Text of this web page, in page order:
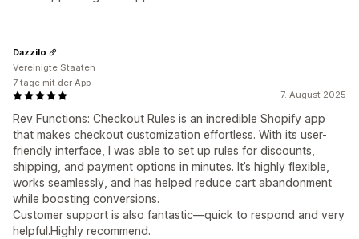
7. August 2025
Rev Functions: Checkout Rules is an incredible Shopify app
that makes checkout customization effortless. With its user-
friendly interface, I was able to set up rules for discounts,
shipping, and payment options in minutes. It’s highly flexible,
works seamlessly, and has helped reduce cart abandonment
while boosting conversions.
Customer support is also fantastic—quick to respond and very
helpful.Highly recommend.
Dazzilo
Vereinigte Staaten
7 tage mit der App